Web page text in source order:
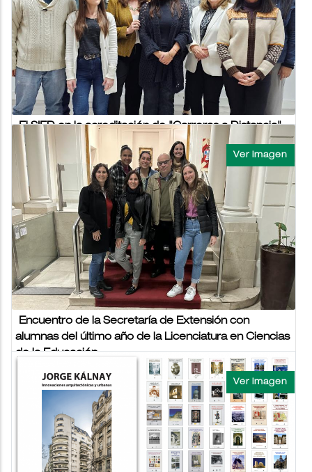
El domingo 1° de octubre se realizó la peregrinación de
nuestra Comunidad Universitaria a la Basílica “Nuestra Señora
de Luján”, en el marco de la...
NOTICIAS USAL VIERNES 6 OCTUBRE 2023
El SIED en la acreditación de "Carreras a Distancia"
06/10/2023 - 08:00
PROGRAMA DE EDUCACIÓN A DISTANCIA
La Dirección de Programas de Educación a Distancia es una
Unidad de Servicio y Formación, dependiente del
Vicerrectorado de Investigación y...
NOTICIAS USAL VIERNES 6 OCTUBRE 2023
Encuentro de la Secretaría de Extensión con
alumnas del último año de la Licenciatura en Ciencias
de la Educación
06/10/2023 - 10:16
El día lunes 25 de septiembre las referentes de la Secretaría
de Extensión Mariana Bricchi, Mercedes Pombo y Andrea
D’Alessio se reunieron en el...